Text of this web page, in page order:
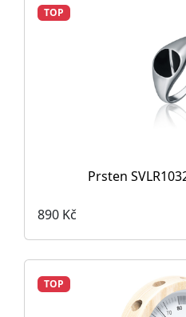
TOP
Prsten
890 Kč
TOP